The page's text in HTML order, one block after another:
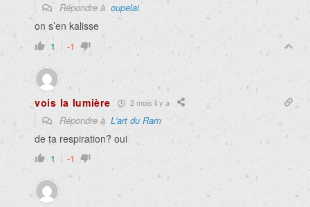
Répondre à oupelai
on s’en kalisse
1 -1
vois la lumière 2 mois il y a
Répondre à L'art du Ram
de ta respiration? oui
1 -1